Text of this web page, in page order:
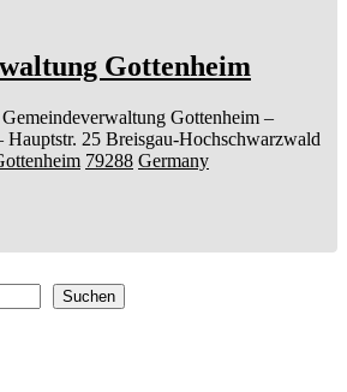
Gottenheim
Gemeindeverwaltung Gottenheim –
Hauptstr. 25 Breisgau-Hochschwarzwald
79288 Germany
Suchen